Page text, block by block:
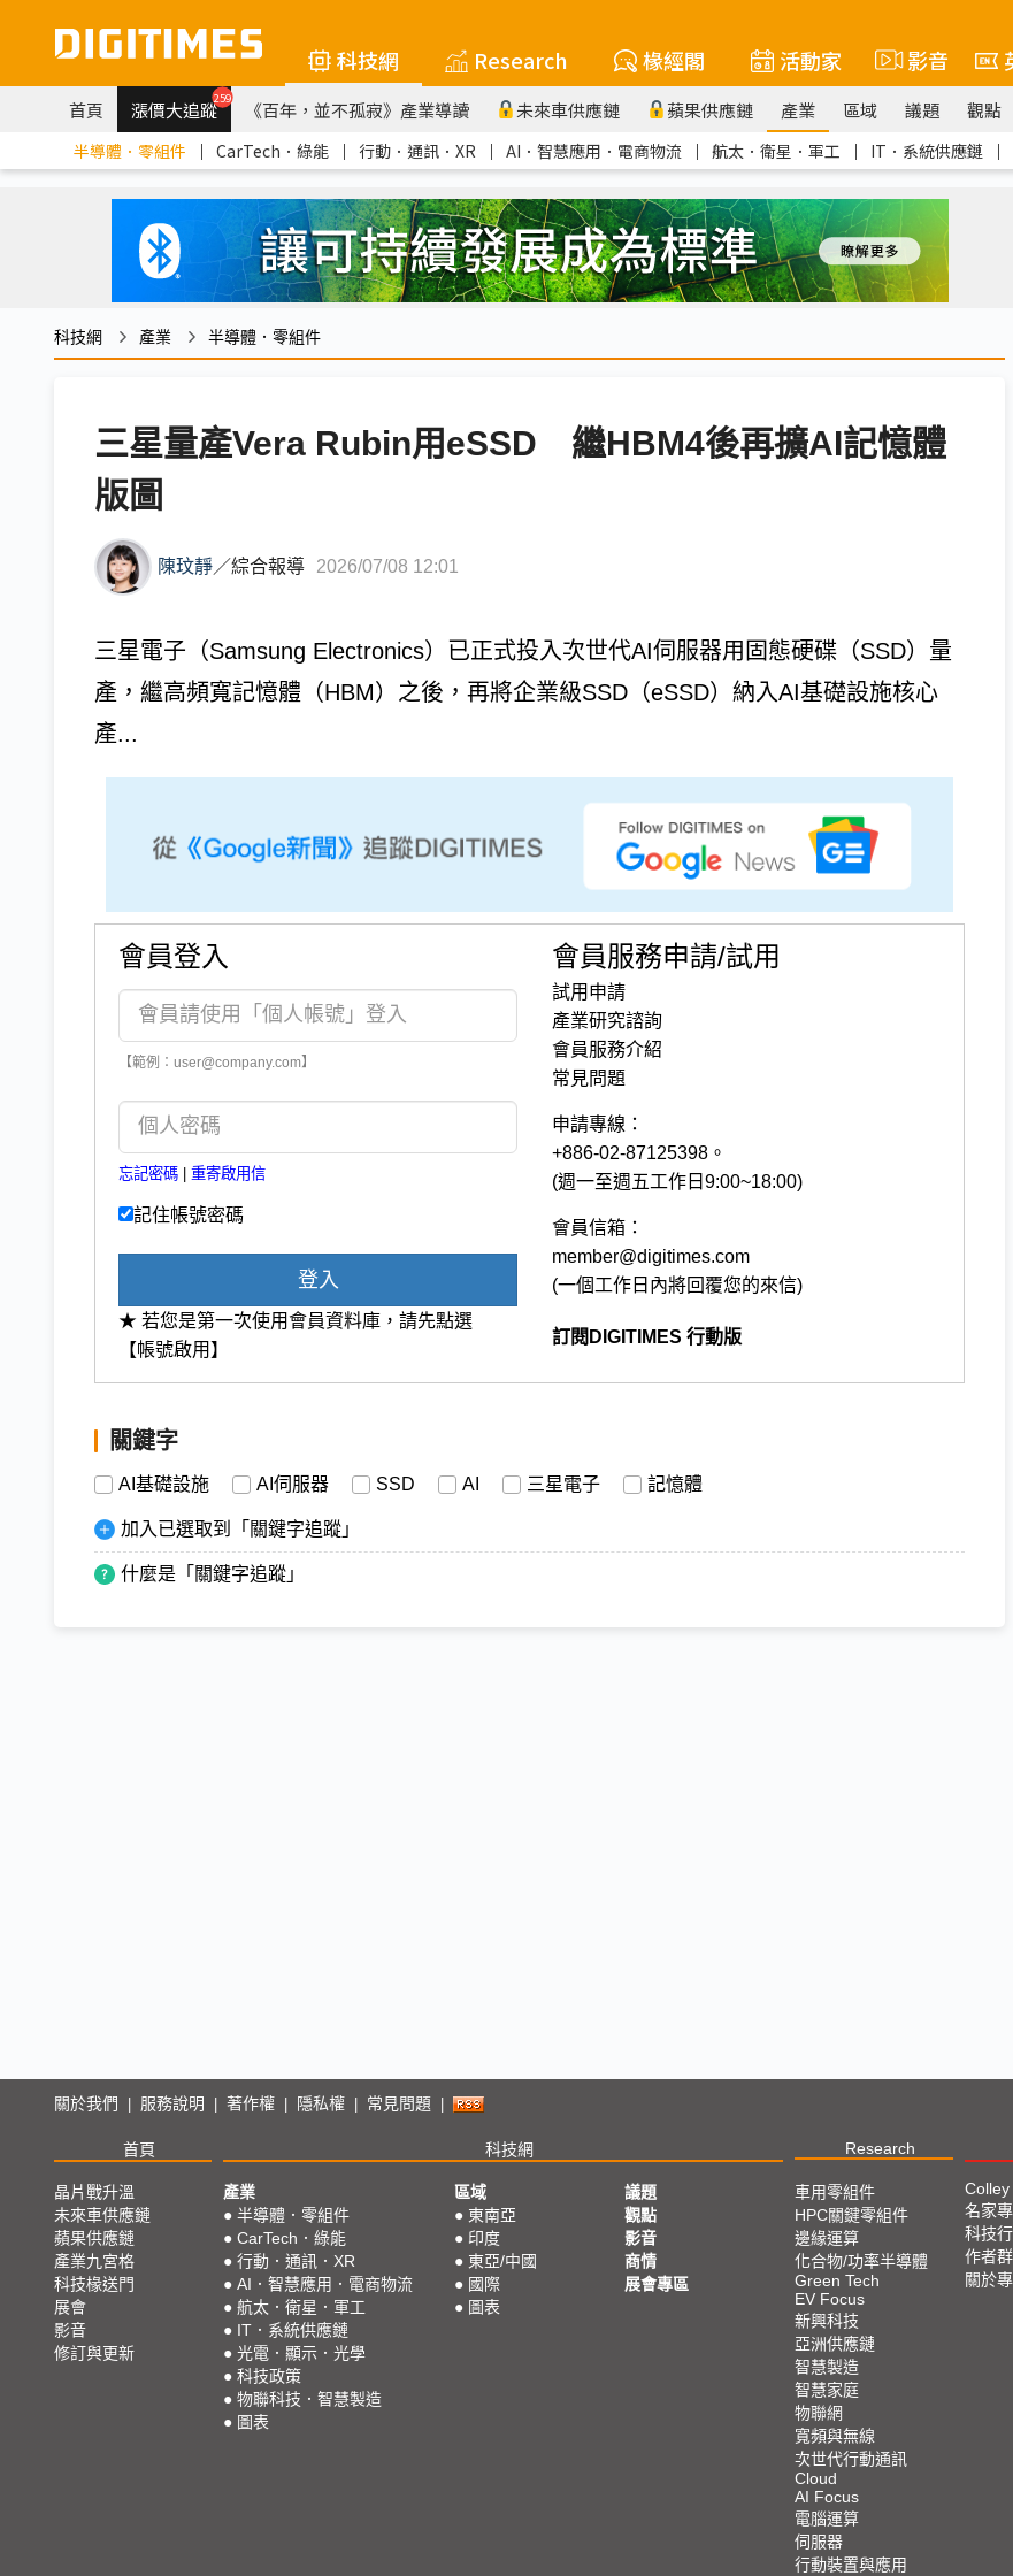
科技網 Research 椽經閣 活動家 影音
首頁 漲價大追蹤259 《百年，並不孤寂》產業導讀 未來車供應鏈 蘋果供應鏈 產業 區域 議題 觀點
半導體．零組件 ｜ CarTech．綠能 ｜ 行動．通訊．XR ｜ AI．智慧應用．電商物流 ｜ 航太．衛星．軍工 ｜ IT．系統供應鏈 ｜
科技網 產業 半導體．零組件
三星量產Vera Rubin用eSSD 繼HBM4後再擴AI記憶體
版圖
陳玟靜／綜合報導 2026/07/08 12:01
三星電子（Samsung Electronics）已正式投入次世代AI伺服器用固態硬碟（SSD）量
產，繼高頻寬記憶體（HBM）之後，再將企業級SSD（eSSD）納入AI基礎設施核心
產...
會員登入
【範例：user@company.com】
忘記密碼 重寄啟用信
記住帳號密碼
登入
★ 若您是第一次使用會員資料庫，請先點選
【帳號啟用】
會員服務申請/試用
試用申請
產業研究諮詢
會員服務介紹
常見問題
申請專線：
+886-02-87125398。
(週一至週五工作日9:00~18:00)
會員信箱：
member@digitimes.com
(一個工作日內將回覆您的來信)
訂閱DIGITIMES 行動版
關鍵字
AI基礎設施 AI伺服器 SSD AI 三星電子 記憶體
加入已選取到「關鍵字追蹤」
什麼是「關鍵字追蹤」
關於我們 服務說明 著作權 隱私權 常見問題
首頁 科技網 Research
晶片戰升溫
未來車供應鏈
蘋果供應鏈
產業九宮格
科技椽送門
展會
影音
修訂與更新
產業
● 半導體．零組件
● CarTech．綠能
● 行動．通訊．XR
● AI．智慧應用．電商物流
● 航太．衛星．軍工
● IT．系統供應鏈
● 光電．顯示．光學
● 科技政策
● 物聯科技．智慧製造
● 圖表
區域
● 東南亞
● 印度
● 東亞/中國
● 國際
● 圖表
議題
觀點
影音
商情
展會專區
車用零組件
HPC關鍵零組件
邊緣運算
化合物/功率半導體
Green Tech
EV Focus
新興科技
亞洲供應鏈
智慧製造
智慧家庭
物聯網
寬頻與無線
次世代行動通訊
Cloud
AI Focus
電腦運算
伺服器
行動裝置與應用
名家
科技
作者群
關於